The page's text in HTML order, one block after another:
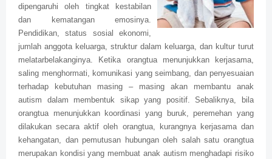
dipengaruhi oleh tingkat kestabilan
dan kematangan emosinya.
Pendidikan, status sosial ekonomi,
jumlah anggota keluarga, struktur dalam keluarga, dan kultur turut
melatarbelakanginya. Ketika orangtua menunjukkan kerjasama,
saling menghormati, komunikasi yang seimbang, dan penyesuaian
terhadap kebutuhan masing – masing akan membantu anak
autism dalam membentuk sikap yang positif. Sebaliknya, bila
orangtua menunjukkan koordinasi yang buruk, peremehan yang
dilakukan secara aktif oleh orangtua, kurangnya kerjasama dan
kehangatan, dan pemutusan hubungan oleh salah satu orangtua
merupakan kondisi yang membuat anak autism menghadapi risiko